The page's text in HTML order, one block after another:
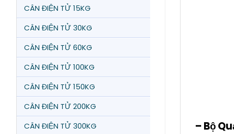
CÂN ĐIỆN TỬ 15KG
CÂN ĐIỆN TỬ 30KG
CÂN ĐIỆN TỬ 60KG
CÂN ĐIỆN TỬ 100KG
CÂN ĐIỆN TỬ 150KG
CÂN ĐIỆN TỬ 200KG
CÂN ĐIỆN TỬ 300KG
– Bộ